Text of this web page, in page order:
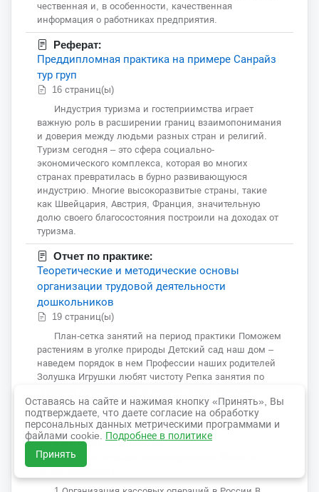
чественная и, в особенности, качественная
информация о работниках предприятия.
Реферат:
Преддипломная практика на примере Санрайз
тур груп
16 страниц(ы)
Индустрия туризма и гостеприимства играет
важную роль в расширении границ взаимопонимания
и доверия между людьми разных стран и религий.
Туризм сегодня – это сфера социально-
экономического комплекса, которая во многих
странах превратилась в бурно развивающуюся
индустрию. Многие высокоразвитые страны, такие
как Швейцария, Австрия, Франция, значительную
долю своего благосостояния построили на доходах от
туризма.
Отчет по практике:
Теоретические и методические основы
организации трудовой деятельности
дошкольников
19 страниц(ы)
План-сетка занятий на период практики Поможем
растениям в уголке природы Детский сад наш дом –
наведем порядок в нем Профессии наших родителей
Золушка Игрушки любят чистоту Репка занятия по
порядок в группе Кто трудится в море? Игра «Узнай и
назови» «Что есть у животных» «Отгадай-ка»
Контрольная работа:
Кассовые операции коммерческих банков
Оставаясь на сайте и нажимая кнопку «Принять», Вы
подтверждаете, что даете согласие на обработку
персональных данных метрическими программами и
файлами cookie. Подробнее в политике
Принять